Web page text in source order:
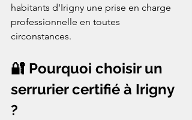
habitants d'Irigny une prise en charge
professionnelle en toutes
circonstances.
🔐 Pourquoi choisir un
serrurier certifié à Irigny
?